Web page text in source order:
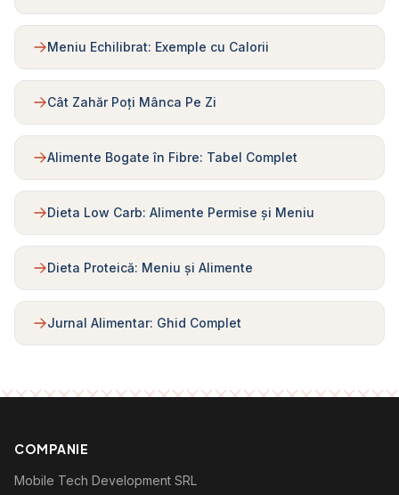
Meniu Echilibrat: Exemple cu Calorii
Cât Zahăr Poți Mânca Pe Zi
Alimente Bogate în Fibre: Tabel Complet
Dieta Low Carb: Alimente Permise și Meniu
Dieta Proteică: Meniu și Alimente
Jurnal Alimentar: Ghid Complet
COMPANIE
Mobile Tech Development SRL